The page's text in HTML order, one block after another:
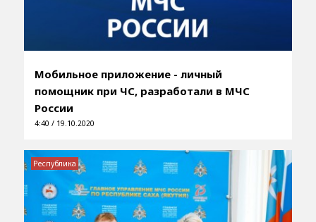
Мобильное приложение - личный
помощник при ЧС, разработали в МЧС
России
4:40 / 19.10.2020
Республика